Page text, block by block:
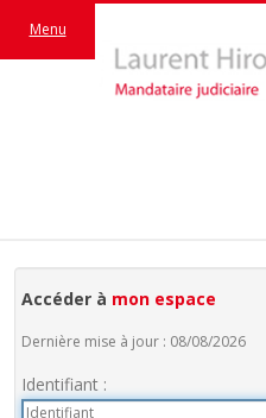
Menu
Accéder à mon espace
Dernière mise à jour : 08/08/2026
Identifiant :